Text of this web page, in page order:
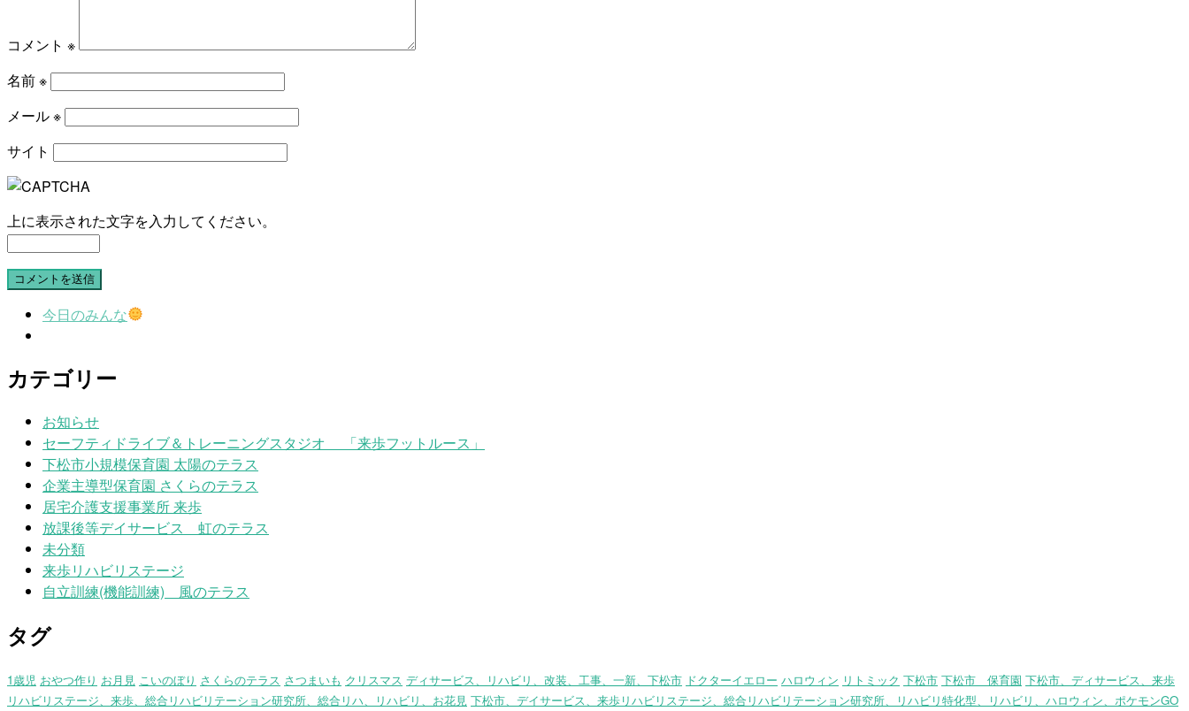
コメント ※
名前※
メール※
サイト
上に表示された文字を入力してください。
今日のみんな
カテゴリー
お知らせ
セーフティドライブ＆トレーニングスタジオ 「来歩フットルース」
下松市小規模保育園 太陽のテラス
企業主導型保育園 さくらのテラス
居宅介護支援事業所 来歩
放課後等デイサービス 虹のテラス
未分類
来歩リハビリステージ
自立訓練(機能訓練) 風のテラス
タグ
1歳児 おやつ作り お月見 こいのぼり さくらのテラス さつまいも クリスマス ディサービス、リハビリ、改装、工事、一新、下松市 ドクターイエロー ハロウィン リトミック 下松市 下松市 保育園 下松市、ディサービス、来歩
リハビリステージ、来歩、総合リハビリテーション研究所、総合リハ、リハビリ、お花見 下松市、デイサービス、来歩リハビリステージ、総合リハビリテーション研究所、リハビリ特化型、リハビリ、ハロウィン、ポケモンGO